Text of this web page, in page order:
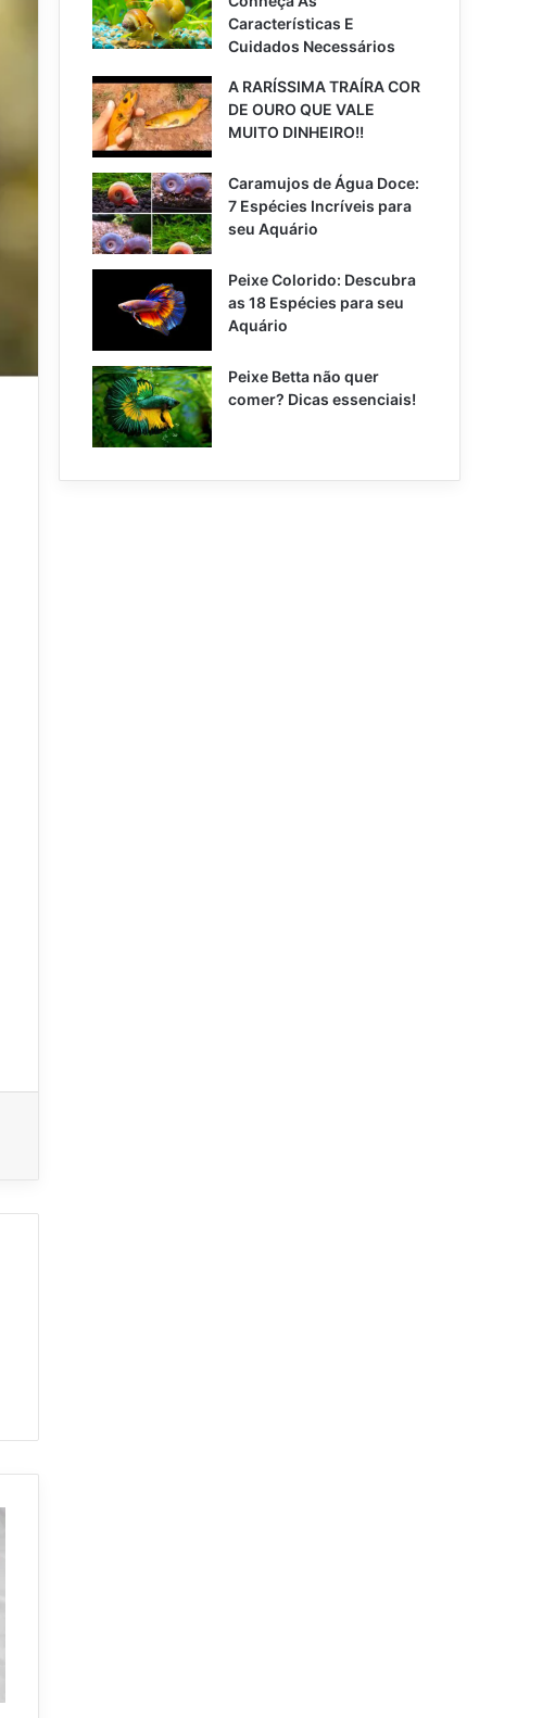
Características E
Cuidados Necessários
A RARÍSSIMA TRAÍRA COR
DE OURO QUE VALE
MUITO DINHEIRO!!
Caramujos de Água Doce:
7 Espécies Incríveis para
seu Aquário
Peixe Colorido: Descubra
as 18 Espécies para seu
Aquário
Peixe Betta não quer
comer? Dicas essenciais!